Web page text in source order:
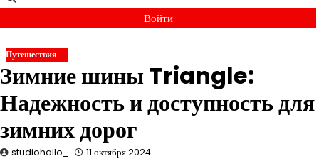
Войти
Путешествия
Зимние шины Triangle:
Надежность и доступность для
зимних дорог
studiohallo_ 11 октября 2024